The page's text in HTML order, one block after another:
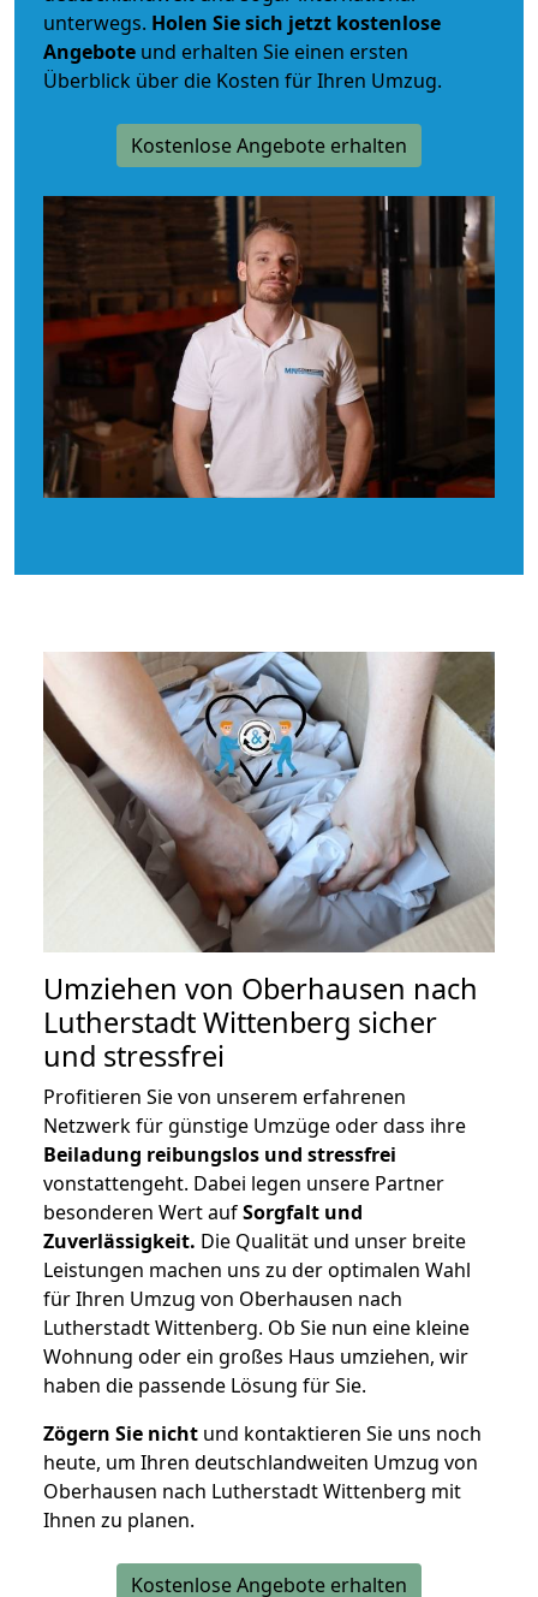
unterwegs. Holen Sie sich jetzt kostenlose
Angebote und erhalten Sie einen ersten
Überblick über die Kosten für Ihren Umzug.
Kostenlose Angebote erhalten
Umziehen von Oberhausen nach
Lutherstadt Wittenberg sicher
und stressfrei
Profitieren Sie von unserem erfahrenen
Netzwerk für günstige Umzüge oder dass ihre
Beiladung reibungslos und stressfrei
vonstattengeht. Dabei legen unsere Partner
besonderen Wert aufSorgfalt und
Zuverlässigkeit. Die Qualität und unser breite
Leistungen machen uns zu der optimalen Wahl
für Ihren Umzug von Oberhausen nach
Lutherstadt Wittenberg. Ob Sie nun eine kleine
Wohnung oder ein großes Haus umziehen, wir
haben die passende Lösung für Sie.
Zögern Sie nicht und kontaktieren Sie uns noch
heute, um Ihren deutschlandweiten Umzug von
Oberhausen nach Lutherstadt Wittenberg mit
Ihnen zu planen.
Kostenlose Angebote erhalten